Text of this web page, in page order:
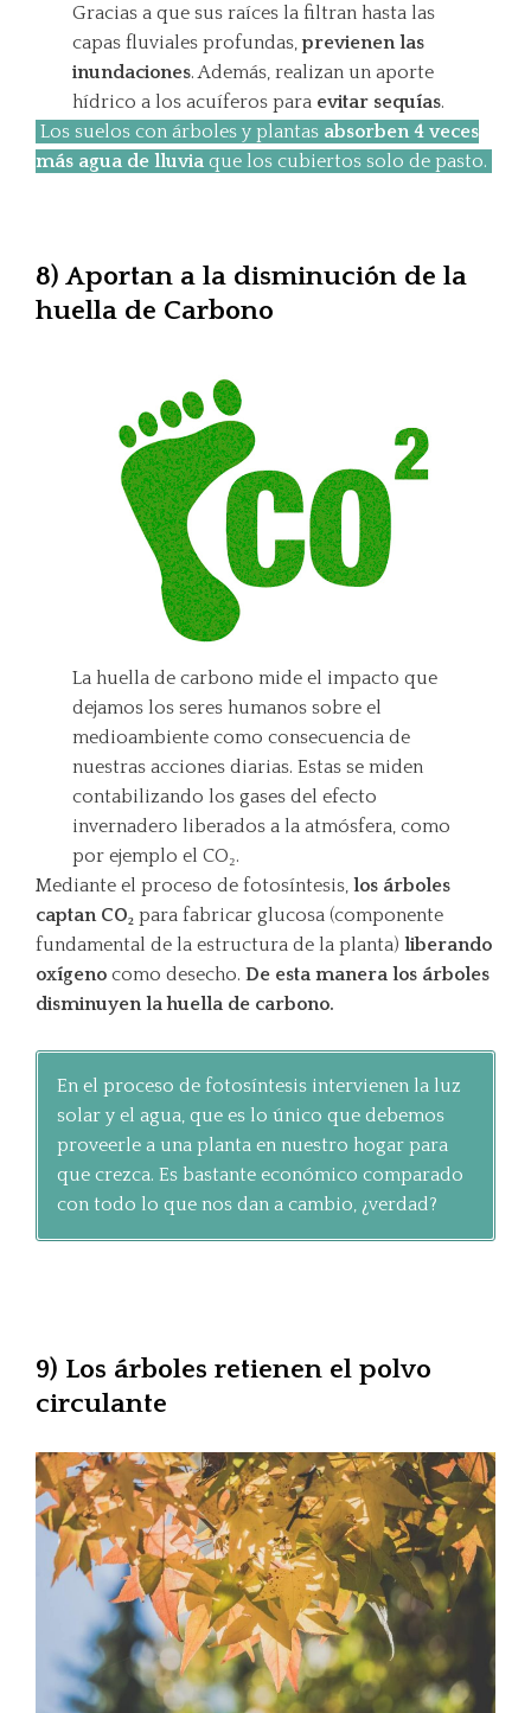
Gracias a que sus raíces la filtran hasta las
capas fluviales profundas,previenen las
inundaciones. Además, realizan un aporte
hídrico a los acuíferos para evitar sequías.
Los suelos con árboles y plantas absorben 4 veces
más agua de lluvia que los cubiertos solo de pasto.
8) Aportan a la disminución de la
huella de Carbono
La huella de carbono mide el impacto que
dejamos los seres humanos sobre el
medioambiente como consecuencia de
nuestras acciones diarias. Estas se miden
contabilizando los gases del efecto
invernadero liberados a la atmósfera, como
por ejemplo el CO₂.
Mediante el proceso de fotosíntesis, los árboles
captan CO₂ para fabricar glucosa (componente
fundamental de la estructura de la planta) liberando
oxígeno como desecho. De esta manera los árboles
disminuyen la huella de carbono.
En el proceso de fotosíntesis intervienen la luz
solar y el agua, que es lo único que debemos
proveerle a una planta en nuestro hogar para
que crezca. Es bastante económico comparado
con todo lo que nos dan a cambio, ¿verdad?
9) Los árboles retienen el polvo
circulante